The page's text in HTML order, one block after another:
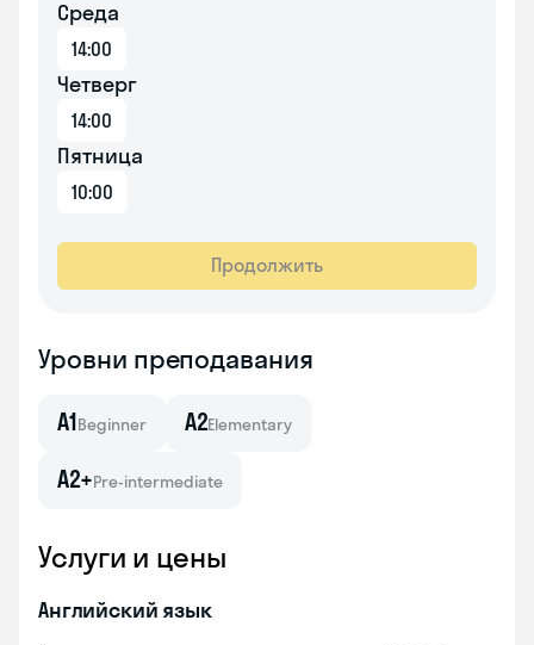
Среда
14:00
Четверг
14:00
Пятница
10:00
Продолжить
Уровни преподавания
A1Beginner A2Elementary
A2+Pre-intermediate
Услуги и цены
Английский язык